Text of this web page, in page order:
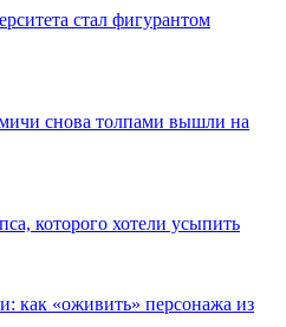
стал фигурантом
снова толпами вышли на
которого хотели усыпить
как «оживить» персонажа из